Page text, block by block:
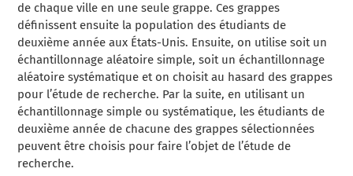
de chaque ville en une seule grappe. Ces grappes
définissent ensuite la population des étudiants de
deuxième année aux États-Unis. Ensuite, on utilise soit un
échantillonnage aléatoire simple, soit un échantillonnage
aléatoire systématique et on choisit au hasard des grappes
pour l’étude de recherche. Par la suite, en utilisant un
échantillonnage simple ou systématique, les étudiants de
deuxième année de chacune des grappes sélectionnées
peuvent être choisis pour faire l’objet de l’étude de
recherche.